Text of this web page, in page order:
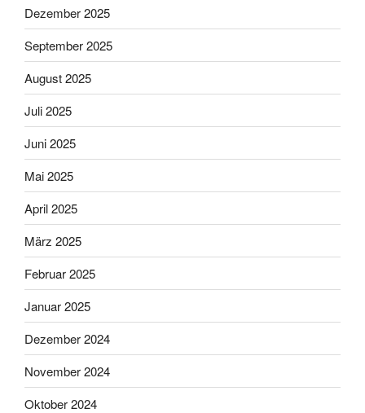
Dezember 2025
September 2025
August 2025
Juli 2025
Juni 2025
Mai 2025
April 2025
März 2025
Februar 2025
Januar 2025
Dezember 2024
November 2024
Oktober 2024